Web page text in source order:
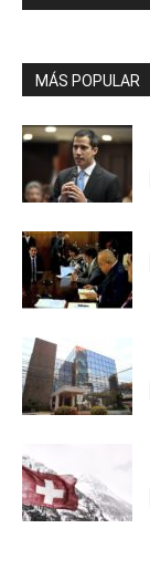
MÁS POPULAR